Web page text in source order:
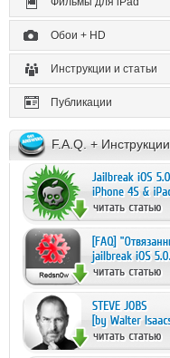
Обои + HD
Инструкции и статьи
Публикации
F.A.Q. + Инструкции